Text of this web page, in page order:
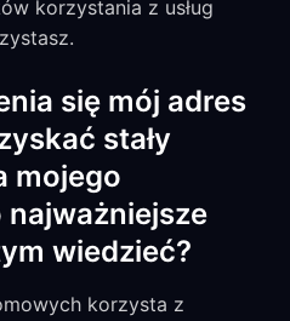
korzystania z usług
się mój adres
stały
mojego
najważniejsze
wiedzieć?
korzysta z